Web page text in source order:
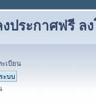
งประกาศฟรี
ะเบียน